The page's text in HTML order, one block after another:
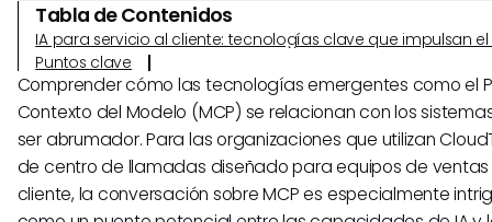
Tabla de Contenidos
IA para servicio al cliente: tecnologías clave que impulsan
Puntos clave
Comprender cómo las tecnologías emergentes como el
Contexto del Modelo (MCP) se relacionan con los
ser abrumador. Para las organizaciones que utilizan
de centro de llamadas diseñado para equipos de
cliente, la conversación sobre MCP es especialmente